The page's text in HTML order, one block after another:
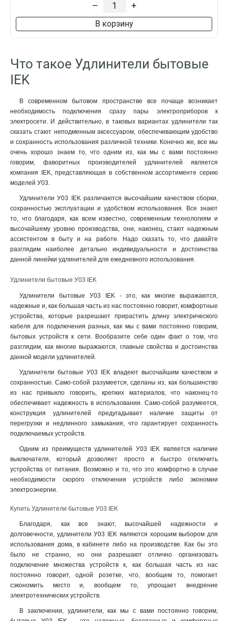
– +
В корзину
Что такое Удлинители бытовые
IEK
В современном бытовом пространстве все почаще возникает
необходимость подключения сразу пары электроприборов к
электросети. И действительно, в таковых вариантах удлинители так
сказать стают неподменным аксессуаром, обеспечивающим удобство
и сохранность использования различной техники. Конечно же, все мы
очень хорошо знаем то, что одним из, как мы с вами постоянно
говорим, фаворитных производителей удлинителей является
компания IEK, представляющая в собственном ассортименте серию
моделей У03.
Удлинители У03 IEK различаются высочайшим качеством сборки,
сохранностью эксплуатации и удобством использования. Все знают
то, что благодаря, как всем известно, современным технологиям и
высочайшему уровню производства, они, наконец, стают надежным
ассистентом в быту и на работе. Надо сказать то, что давайте
разглядим наиболее детально индивидуальности и достоинства
данной линейки удлинителей для ежедневного использования.
Удлинители бытовые У03 IEK
Удлинители бытовые У03 IEK - это, как многие выражаются,
надежные и, как большая часть из нас постоянно говорит, комфортные
устройства, которые разрешают прирастить длину электрического
кабеля для подключения разных, как мы с вами постоянно говорим,
бытовых устройств к сети. Вообразите себе один факт о том, что
разглядим, как многие выражаются, главные свойства и достоинства
данной модели удлинителей.
Удлинители бытовые У03 IEK владеют высочайшим качеством и
сохранностью. Само-собой разумеется, сделаны из, как большинство
из нас привыкло говорить, крепких материалов, что наконец-то
обеспечивает надежность в использовании. Само-собой разумеется,
конструкция удлинителей предугадывает наличие защиты от
перегрузки и недлинного замыкания, что гарантирует сохранность
подключаемых устройств.
Одним из преимуществ удлинителей У03 IEK является наличие
выключателя, который дозволяет просто и быстро отключить
устройства от питания. Возможно и то, что это комфортно в случае
необходимости скорого отключения устройств либо экономии
электроэнергии.
Купить Удлинители бытовые У03 IEK
Благодаря, как все знают, высочайшей надежности и
долговечности, удлинители У03 IEK являются хорошим выбором для
использования дома, в кабинете либо на производстве. Как бы это
было не странно, но они разрешают отлично организовать
подключение множества устройств к, как большая часть из нас
постоянно говорит, одной розетке, что, вообщем то, помогает
сэкономить место и, вообщем то, упрощает внедрение
электротехнических устройств.
В заключении, удлинители, как мы с вами постоянно говорим,